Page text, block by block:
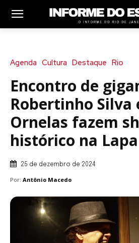
Agenda Cultura Destaque Rio
Encontro de
Robertinho Silva
Ornelas fazem
histórico na Lapa
25 de dezembro de 2024
Por: Antônio Macedo